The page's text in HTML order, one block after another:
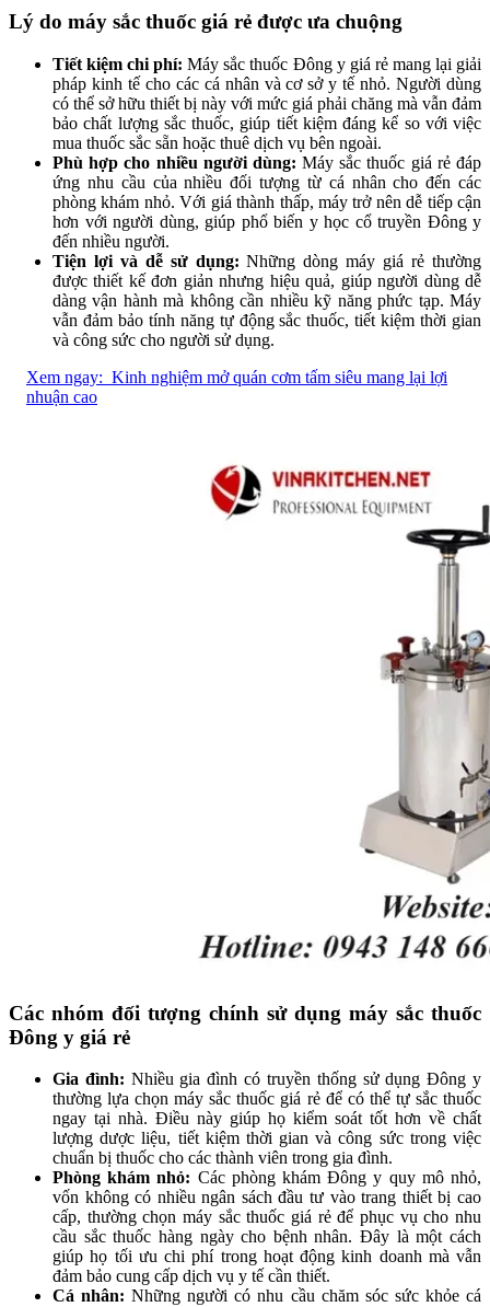
Lý do máy sắc thuốc giá rẻ được ưa chuộng
Tiết kiệm chi phí:Máy sắc thuốc Đông y giá rẻ mang lại giải
pháp kinh tế cho các cá nhân và cơ sở y tế nhỏ. Người dùng
có thể sở hữu thiết bị này với mức giá phải chăng mà vẫn đảm
bảo chất lượng sắc thuốc, giúp tiết kiệm đáng kể so với việc
mua thuốc sắc sẵn hoặc thuê dịch vụ bên ngoài.
Phù hợp cho nhiều người dùng: Máy sắc thuốc giá rẻ đáp
ứng nhu cầu của nhiều đối tượng từ cá nhân cho đến các
phòng khám nhỏ. Với giá thành thấp, máy trở nên dễ tiếp cận
hơn với người dùng, giúp phổ biến y học cổ truyền Đông y
đến nhiều người.
Tiện lợi và dễ sử dụng:Những dòng máy giá rẻ thường
được thiết kế đơn giản nhưng hiệu quả, giúp người dùng dễ
dàng vận hành mà không cần nhiều kỹ năng phức tạp. Máy
vẫn đảm bảo tính năng tự động sắc thuốc, tiết kiệm thời gian
và công sức cho người sử dụng.
Xem ngay: Kinh nghiệm mở quán cơm tấm siêu mang lại lợi
nhuận cao
Các nhóm đối tượng chính sử dụng máy sắc thuốc
Đông y giá rẻ
Gia đình: Nhiều gia đình có truyền thống sử dụng Đông y
thường lựa chọn máy sắc thuốc giá rẻ để có thể tự sắc thuốc
ngay tại nhà. Điều này giúp họ kiểm soát tốt hơn về chất
lượng dược liệu, tiết kiệm thời gian và công sức trong việc
chuẩn bị thuốc cho các thành viên trong gia đình.
Phòng khám nhỏ: Các phòng khám Đông y quy mô nhỏ,
vốn không có nhiều ngân sách đầu tư vào trang thiết bị cao
cấp, thường chọn máy sắc thuốc giá rẻ để phục vụ cho nhu
cầu sắc thuốc hàng ngày cho bệnh nhân. Đây là một cách
giúp họ tối ưu chi phí trong hoạt động kinh doanh mà vẫn
đảm bảo cung cấp dịch vụ y tế cần thiết.
Cá nhân: Những người có nhu cầu chăm sóc sức khỏe cá